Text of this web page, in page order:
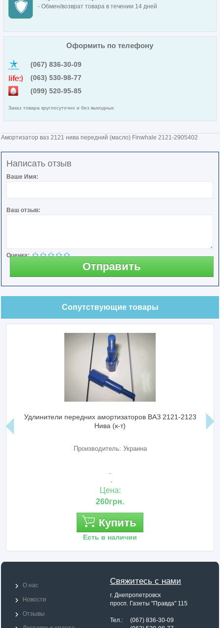
- Обмен/возврат товара в течении 14 дней
Оформить по телефону
(067) 836-30-09
(063) 530-98-77
(099) 520-95-85
Заказ товара круглосуточно и без выходных
Амортизатор ваз 2121 нива передний (масло) Finwhale 2121-2905402
Написать отзыв
Ваше Имя:
Ваш отзыв:
Оценка:
Отправить
Сопутствующие товары
Удлинители передних амортизаторов ВАЗ 2121-2123
Нива (к-т)
Производитель: Украина
-
-
Цена:
260грн.
Купить
Есть в наличии
Свяжитесь с нами
г. Днепропетровск
просп. Газеты "Правда" 115
Тел.: (067) 836-30-09
О нас
Новости
Отзывы